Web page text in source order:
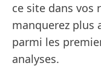
ce site dans vos
manquerez plus
parmi les
analyses.